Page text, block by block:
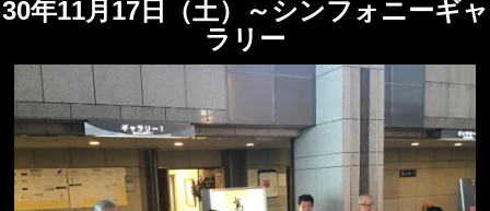
30年11月17日（土）～シンフォニーギャ
ラリー